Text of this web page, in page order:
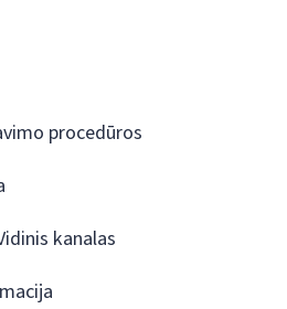
procedūros
kanalas